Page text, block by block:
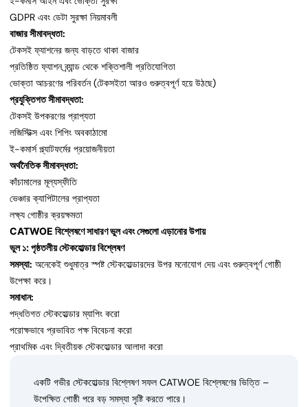
GDPR এবং ডেটা সুরক্ষা নিয়মাবলী
বাজার সীমাবদ্ধতা:
টেকসই ফ্যাশনের জন্য বাড়তে থাকা বাজার
প্রতিষ্ঠিত ফ্যাশন ব্র্যান্ড থেকে শক্তিশালী প্রতিযোগিতা
ভোক্তা আচরণের পরিবর্তন (টেকসইতা আরও গুরুত্বপূর্ণ হয়ে উঠছে)
প্রযুক্তিগত সীমাবদ্ধতা:
টেকসই উপকরণের প্রাপ্যতা
লজিস্টিক্স এবং শিপিং অবকাঠামো
ই-কমার্স প্ল্যাটফর্মের প্রয়োজনীয়তা
অর্থনৈতিক সীমাবদ্ধতা:
কাঁচামালের মূল্যস্ফীতি
ভেঞ্চার ক্যাপিটালের প্রাপ্যতা
লক্ষ্য গোষ্ঠীর ক্রয়ক্ষমতা
CATWOE বিশ্লেষণে সাধারণ ভুল এবং সেগুলো এড়ানোর উপায়
ভুল ১: পৃষ্ঠতলীয় স্টেকহোল্ডার বিশ্লেষণ
সমস্যা: অনেকেই শুধুমাত্র স্পষ্ট স্টেকহোল্ডারদের উপর মনোযোগ দেয় এবং গুরুত্বপূর্ণ গোষ্ঠী
উপেক্ষা করে।
সমাধান:
পদ্ধতিগত স্টেকহোল্ডার ম্যাপিং করো
পরোক্ষভাবে প্রভাবিত পক্ষ বিবেচনা করো
প্রাথমিক এবং দ্বিতীয়ক স্টেকহোল্ডার আলাদা করো
একটি গভীর স্টেকহোল্ডার বিশ্লেষণ সফল CATWOE বিশ্লেষণের ভিত্তি –
উপেক্ষিত গোষ্ঠী পরে বড় সমস্যা সৃষ্টি করতে পারে।